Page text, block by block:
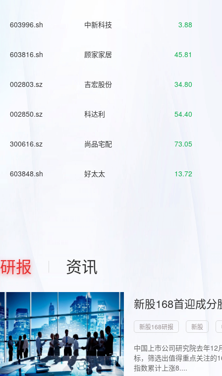
603996.sh 中新科技 3.88
603816.sh 顾家家居 45.81
002803.sz 吉宏股份 34.80
002850.sz 科达利 54.40
300616.sz 尚品宅配 73.05
603848.sh 好太太 13.72
研报 资讯
新股168首迎成
新股168研报 新股
中国上市公司研究院去年
标，筛选出值得重点关注的
指数累计上涨8....